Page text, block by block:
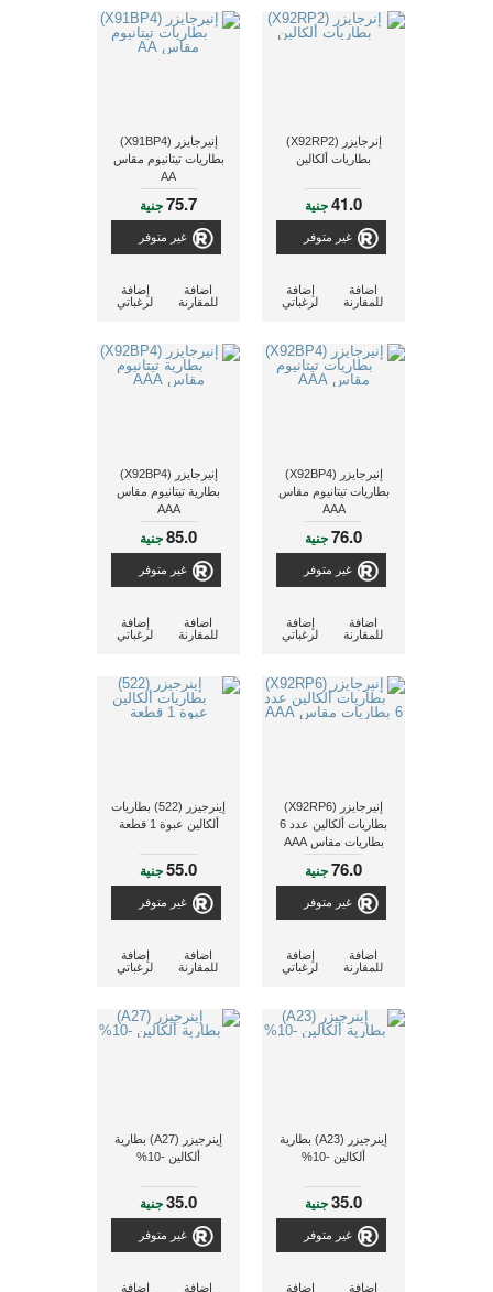
إنرجايزر (X92RP2)
بطاريات ألكالين
41.0جنية
غير متوفر
إضافة
لرغباتي
اضافة
للمقارنة
إنيرجايزر (X91BP4)
بطاريات تيتانيوم مقاس
AA
75.7جنية
غير متوفر
إضافة
لرغباتي
اضافة
للمقارنة
إنيرجايزر (X92BP4)
بطاريات تيتانيوم مقاس
AAA
76.0جنية
غير متوفر
إضافة
لرغباتي
اضافة
للمقارنة
إنيرجايزر (X92BP4)
بطارية تيتانيوم مقاس
AAA
85.0جنية
غير متوفر
إضافة
لرغباتي
اضافة
للمقارنة
إنيرجايزر (X92RP6)
بطاريات ألكالين عدد 6
بطاريات مقاس AAA
76.0جنية
غير متوفر
إضافة
لرغباتي
اضافة
للمقارنة
إينرجيزر (522) بطاريات
ألكالين عبوة 1 قطعة
55.0جنية
غير متوفر
إضافة
لرغباتي
اضافة
للمقارنة
إينرجيزر (A23) بطارية
ألكالين -10%
35.0جنية
غير متوفر
إضافة
اضافة
إينرجيزر (A27) بطارية
ألكالين -10%
35.0جنية
غير متوفر
إضافة
اضافة